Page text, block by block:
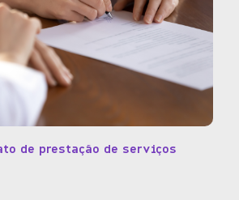
de prestação de serviços